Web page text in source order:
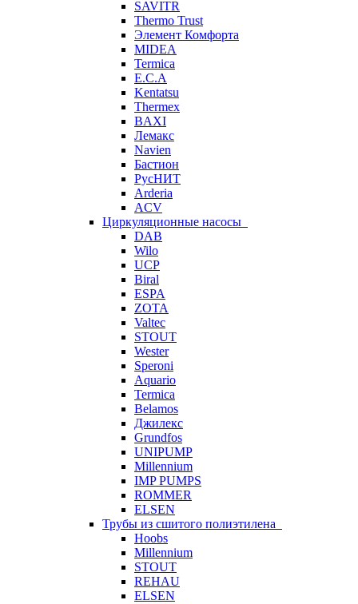
SAVITR
Thermo Trust
Элемент Комфорта
MIDEA
Termica
E.C.A
Kentatsu
Thermex
BAXI
Лемакс
Navien
Бастион
РусНИТ
Arderia
ACV
Циркуляционные насосы
DAB
Wilo
UCP
Biral
ESPA
ZOTA
Valtec
STOUT
Wester
Speroni
Aquario
Termica
Belamos
Джилекс
Grundfos
UNIPUMP
Millennium
IMP PUMPS
ROMMER
ELSEN
Трубы из сшитого полиэтилена
Hoobs
Millennium
STOUT
REHAU
ELSEN